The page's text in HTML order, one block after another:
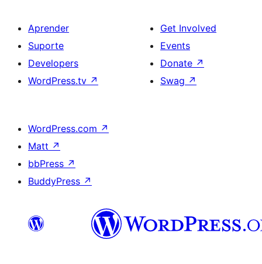
Aprender
Suporte
Developers
WordPress.tv ↗
Get Involved
Events
Donate ↗
Swag ↗
WordPress.com ↗
Matt ↗
bbPress ↗
BuddyPress ↗